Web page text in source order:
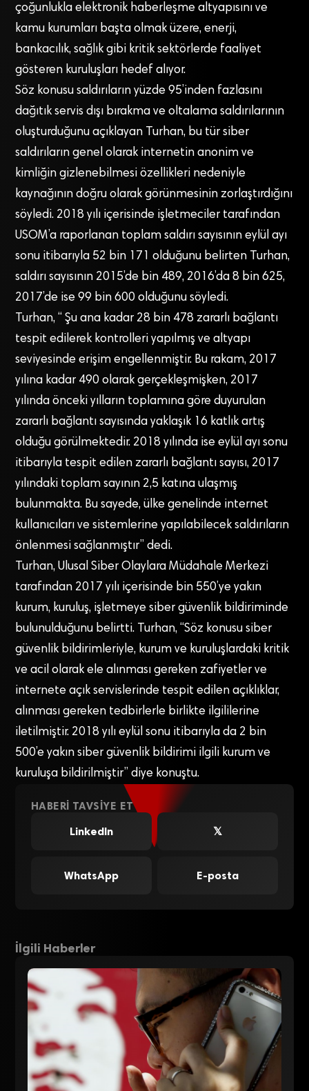
çoğunlukla elektronik haberleşme altyapısını ve
kamu kurumları başta olmak üzere, enerji,
bankacılık, sağlık gibi kritik sektörlerde faaliyet
gösteren kuruluşları hedef alıyor.
Söz konusu saldırıların yüzde 95’inden fazlasını
dağıtık servis dışı bırakma ve oltalama saldırılarının
oluşturduğunu açıklayan Turhan, bu tür siber
saldırıların genel olarak internetin anonim ve
kimliğin gizlenebilmesi özellikleri nedeniyle
kaynağının doğru olarak görünmesinin zorlaştırdığını
söyledi. 2018 yılı içerisinde işletmeciler tarafından
USOM’a raporlanan toplam saldırı sayısının eylül ayı
sonu itibarıyla 52 bin 171 olduğunu belirten Turhan,
saldırı sayısının 2015’de bin 489, 2016’da 8 bin 625,
2017’de ise 99 bin 600 olduğunu söyledi.
Turhan, “ Şu ana kadar 28 bin 478 zararlı bağlantı
tespit edilerek kontrolleri yapılmış ve altyapı
seviyesinde erişim engellenmiştir. Bu rakam, 2017
yılına kadar 490 olarak gerçekleşmişken, 2017
yılında önceki yılların toplamına göre duyurulan
zararlı bağlantı sayısında yaklaşık 16 katlık artış
olduğu görülmektedir. 2018 yılında ise eylül ayı sonu
itibarıyla tespit edilen zararlı bağlantı sayısı, 2017
yılındaki toplam sayının 2,5 katına ulaşmış
bulunmakta. Bu sayede, ülke genelinde internet
kullanıcıları ve sistemlerine yapılabilecek saldırıların
önlenmesi sağlanmıştır” dedi.
Turhan, Ulusal Siber Olaylara Müdahale Merkezi
tarafından 2017 yılı içerisinde bin 550’ye yakın
kurum, kuruluş, işletmeye siber güvenlik bildiriminde
bulunulduğunu belirtti. Turhan, “Söz konusu siber
güvenlik bildirimleriyle, kurum ve kuruluşlardaki kritik
ve acil olarak ele alınması gereken zafiyetler ve
internete açık servislerinde tespit edilen açıklıklar,
alınması gereken tedbirlerle birlikte ilgililerine
iletilmiştir. 2018 yılı eylül sonu itibarıyla da 2 bin
500’e yakın siber güvenlik bildirimi ilgili kurum ve
kuruluşa bildirilmiştir” diye konuştu.
HABERI TAVSIYE ET
LinkedIn
𝕏
WhatsApp E-posta
İlgili Haberler